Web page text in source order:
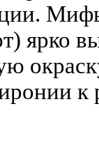
ярко
к